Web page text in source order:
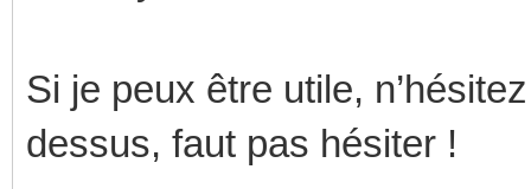
Si je peux être utile,
dessus, faut pas hésiter !